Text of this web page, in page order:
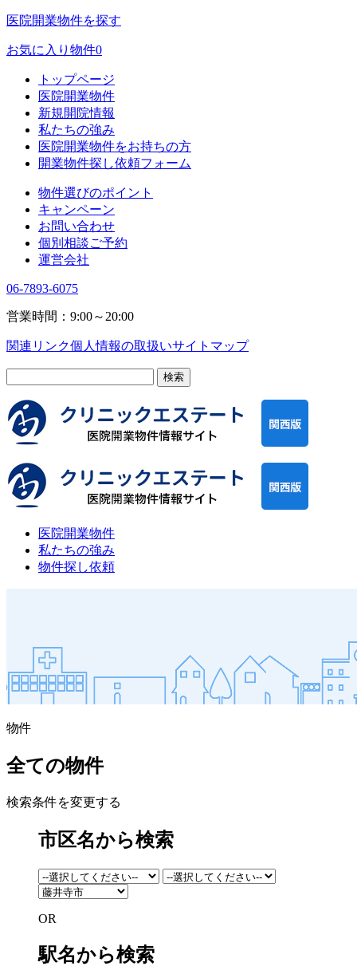
医院開業物件を探す
お気に入り物件0
トップページ
医院開業物件
新規開院情報
私たちの強み
医院開業物件をお持ちの方
開業物件探し依頼フォーム
物件選びのポイント
キャンペーン
お問い合わせ
個別相談ご予約
運営会社
06-7893-6075
営業時間：9:00～20:00
関連リンク個人情報の取扱いサイトマップ
医院開業物件
私たちの強み
物件探し依頼
物件
全ての物件
検索条件を変更する
市区名から検索
OR
駅名から検索